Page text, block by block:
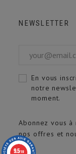
NEWSLETTER
Abonnez vous
nos offres et
En vous
notre
moment.
9.5/10